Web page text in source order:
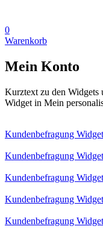
0
Warenkorb
Mein Konto
Kurztext zu den Widgets
Widget in Mein
Kundenbefragung Widget
Kundenbefragung Widget
Kundenbefragung Widget
Kundenbefragung Widget
Kundenbefragung Widget